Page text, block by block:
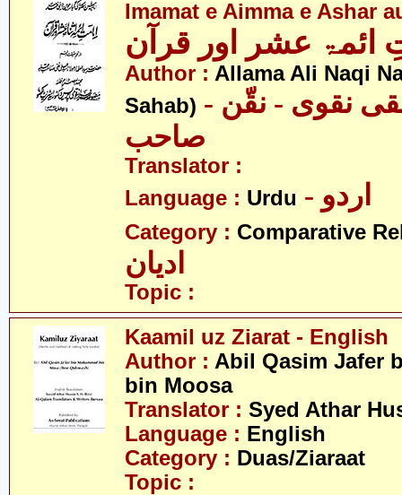
Imamat e Aimma e Ashar
ائمۃ عشر اور قرآن
Author : Allama Ali Naqi
Sahab) - علامہ علی نقی نقوی - نقّن
صاحب
Translator :
Language : Urdu - اردو
Category : Comparative
ادیان
Topic :
Kaamil uz Ziarat - English
Author : Abil Qasim Jafer
bin Moosa
Translator : Syed Athar
Language : English
Category : Duas/Ziaraat
Topic :